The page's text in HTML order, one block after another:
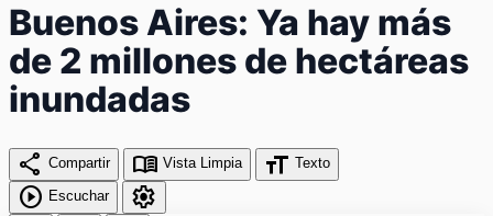
Buenos Aires: Ya hay más
de 2 millones de hectáreas
inundadas
share Compartir menu_book Vista Limpia format_size Texto
play_circle Escuchar
settings